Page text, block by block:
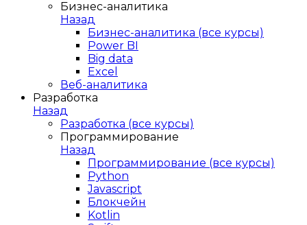
Бизнес-аналитика
Назад
Бизнес-аналитика (все курсы)
Power BI
Big data
Excel
Веб-аналитика
Разработка
Назад
Разработка (все курсы)
Программирование
Назад
Программирование (все курсы)
Python
Javascript
Блокчейн
Kotlin